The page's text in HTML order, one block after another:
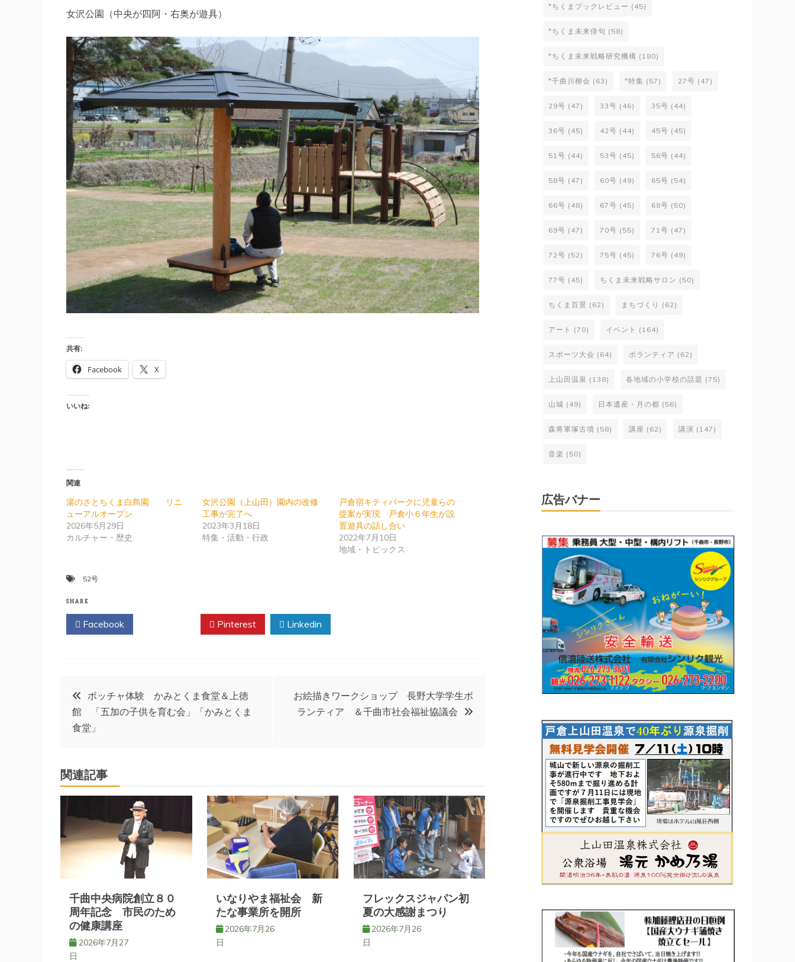
女沢公園（中央が四阿・右奥が遊具）
共有:
Facebook X
いいね:
関連
湯のさとちくま白鳥園 リニ
ューアルオープン
2026年5月29日
カルチャー・歴史
女沢公園（上山田）園内の改修
工事が完了へ
2023年3月18日
特集・活動・行政
戸倉宿キティパークに児童らの
提案が実現 戸倉小６年生が設
置遊具の話し合い
2022年7月10日
地域・トピックス
52号
SHARE
Facebook Pinterest Linkedin
投
稿
ビ
ゲ
ー
シ
ョ
ン
ボッチャ体験 かみとくま食堂＆上徳
館 「五加の子供を育む会」「かみとくま
食堂」
お絵描きワークショップ 長野大学学生ボ
ランティア ＆千曲市社会福祉協議会
関連記事
千曲中央病院創立８０
周年記念 市民のため
の健康講座
2026年7月27
日
いなりやま福祉会 新
たな事業所を開所
2026年7月26
日
フレックスジャパン初
夏の大感謝まつり
2026年7月26
日
*ちくまブックレビュー (45)
*ちくま未来俳句 (58)
*ちくま未来戦略研究機構 (180)
*千曲川柳会 (63) *特集 (57) 27号 (47)
29号 (47) 33号 (46) 35号 (44)
36号 (45) 42号 (44) 45号 (45)
51号 (44) 53号 (45) 56号 (44)
58号 (47) 60号 (49) 65号 (54)
66号 (48) 67号 (45) 68号 (50)
69号 (47) 70号 (55) 71号 (47)
72号 (52) 75号 (45) 76号 (49)
77号 (45) ちくま未来戦略サロン (50)
ちくま百景 (62) まちづくり (62)
アート (70) イベント (164)
スポーツ大会 (64) ボランティア (62)
上山田温泉 (138) 各地域の小学校の話題 (75)
山城 (49) 日本遺産・月の都 (56)
森将軍塚古墳 (58) 講座 (62) 講演 (147)
音楽 (50)
広告バナー